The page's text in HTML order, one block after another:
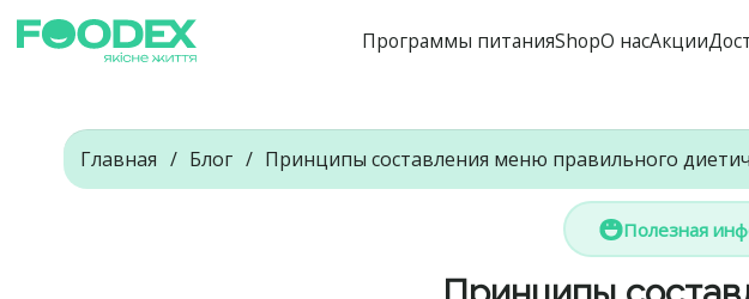
Программы питанияShopО насАкции
Главная Блог Принципы составления меню правильного
Полезная